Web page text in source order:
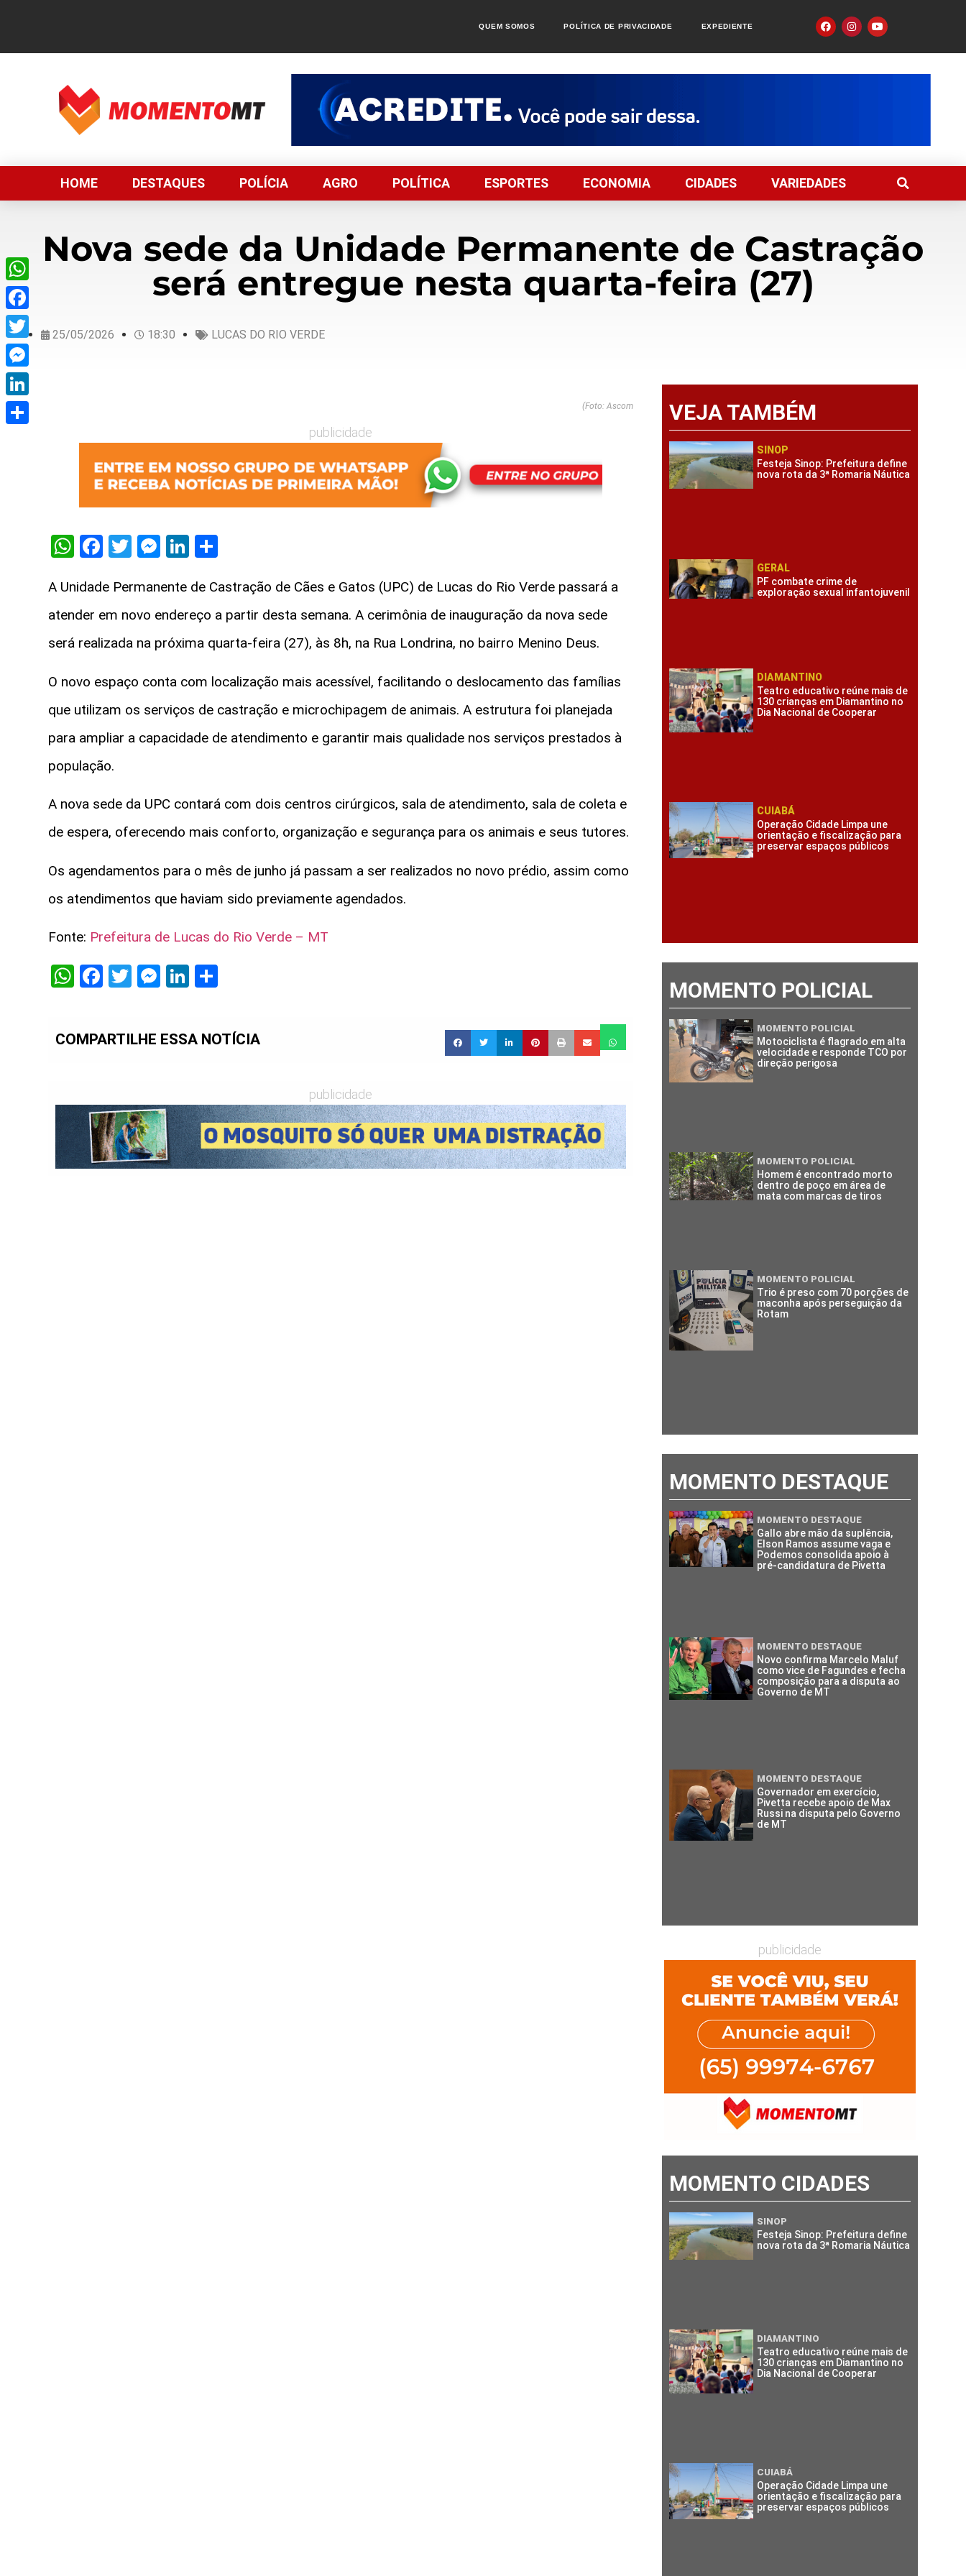
QUEM SOMOS POLÍTICA DE PRIVACIDADE EXPEDIENTE
HOME DESTAQUES POLÍCIA AGRO POLÍTICA ESPORTES ECONOMIA CIDADES VARIEDADES
Nova sede da Unidade Permanente de Castração
será entregue nesta quarta-feira (27)
25/05/2026 18:30 LUCAS DO RIO VERDE
(Foto: Ascom
publicidade
WhatsApp
Facebook
TwitterMessenger
LinkedIn
A Unidade Permanente de Castração de Cães e Gatos (UPC) de Lucas do Rio Verde passará a
atender em novo endereço a partir desta semana. A cerimônia de inauguração da nova sede
será realizada na próxima quarta-feira (27), às 8h, na Rua Londrina, no bairro Menino Deus.
O novo espaço conta com localização mais acessível, facilitando o deslocamento das famílias
que utilizam os serviços de castração e microchipagem de animais. A estrutura foi planejada
para ampliar a capacidade de atendimento e garantir mais qualidade nos serviços prestados à
população.
A nova sede da UPC contará com dois centros cirúrgicos, sala de atendimento, sala de coleta e
de espera, oferecendo mais conforto, organização e segurança para os animais e seus tutores.
Os agendamentos para o mês de junho já passam a ser realizados no novo prédio, assim como
os atendimentos que haviam sido previamente agendados.
Fonte: Prefeitura de Lucas do Rio Verde – MT
WhatsApp
Facebook
Twitter
Messenger
LinkedIn
COMPARTILHE ESSA NOTÍCIA
publicidade
VEJA TAMBÉM
SINOP
Festeja Sinop: Prefeitura define
nova rota da 3ª Romaria Náutica
GERAL
PF combate crime de
exploração sexual infantojuvenil
DIAMANTINO
Teatro educativo reúne mais de
130 crianças em Diamantino no
Dia Nacional de Cooperar
CUIABÁ
Operação Cidade Limpa une
orientação e fiscalização para
preservar espaços públicos
MOMENTO POLICIAL
MOMENTO POLICIAL
Motociclista é flagrado em alta
velocidade e responde TCO por
direção perigosa
MOMENTO POLICIAL
Homem é encontrado morto
dentro de poço em área de
mata com marcas de tiros
MOMENTO POLICIAL
Trio é preso com 70 porções de
maconha após perseguição da
Rotam
MOMENTO DESTAQUE
MOMENTO DESTAQUE
Gallo abre mão da suplência,
Elson Ramos assume vaga e
Podemos consolida apoio à
pré-candidatura de Pivetta
MOMENTO DESTAQUE
Novo confirma Marcelo Maluf
como vice de Fagundes e fecha
composição para a disputa ao
Governo de MT
MOMENTO DESTAQUE
Governador em exercício,
Pivetta recebe apoio de Max
Russi na disputa pelo Governo
de MT
publicidade
MOMENTO CIDADES
SINOP
Festeja Sinop: Prefeitura define
nova rota da 3ª Romaria Náutica
DIAMANTINO
Teatro educativo reúne mais de
130 crianças em Diamantino no
Dia Nacional de Cooperar
CUIABÁ
Operação Cidade Limpa une
orientação e fiscalização para
preservar espaços públicos
WhatsApp
Facebook
Twitter
Messenger
LinkedIn